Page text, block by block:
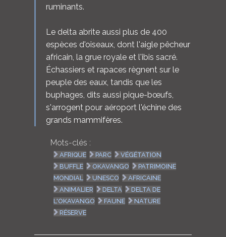
ruminants.
Le delta abrite aussi plus de 400
espèces d'oiseaux, dont l'aigle pêcheur
africain, la grue royale et l'ibis sacré.
Échassiers et rapaces règnent sur le
peuple des eaux, tandis que les
buphages, dits aussi pique-bœufs,
s'arrogent pour aéroport l'échine des
grands mammifères.
Mots-clés :
AFRIQUE PARC
VÉGÉTATION
BUFFLE
OKAVANGO
PATRIMOINE
MONDIAL
UNESCO
AFRICAINE
ANIMALIER
DELTA
DELTA DE
L'OKAVANGO
FAUNE
NATURE
RÉSERVE